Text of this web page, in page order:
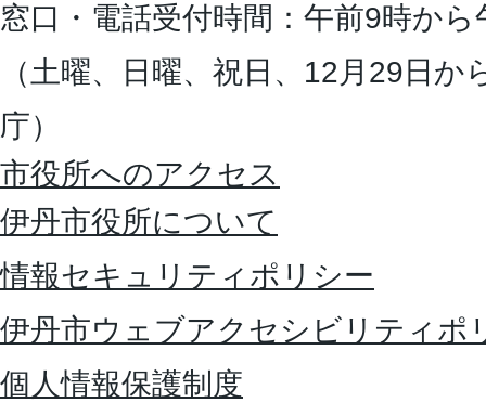
窓口・電話受付時間：午前9時か
（土曜、日曜、祝日、12月29日
庁）
市役所へのアクセス
伊丹市役所について
情報セキュリティポリシー
伊丹市ウェブアクセシビリティポ
個人情報保護制度